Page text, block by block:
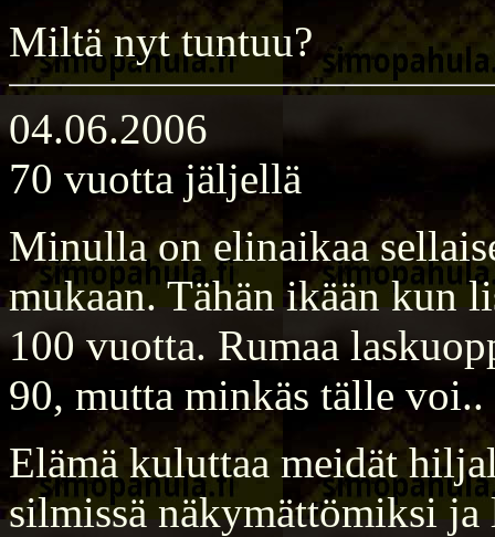
Miltä nyt tuntuu?
04.06.2006
70 vuotta jäljellä
Minulla on elinaikaa
mukaan. Tähän ikään kun
100 vuotta. Rumaa
90, mutta minkäs tälle voi..
Elämä kuluttaa meidät
silmissä näkymättömiksi